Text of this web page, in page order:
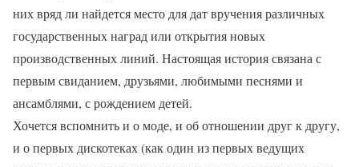
них вряд ли найдется место для дат вручения различных
государственных наград или открытия новых
производственных линий. Настоящая история связана с
первым свиданием, друзьями, любимыми песнями и
ансамблями, с рождением детей.
Хочется вспомнить и о моде, и об отношении друг к другу,
и о первых дискотеках (как один из первых ведущих